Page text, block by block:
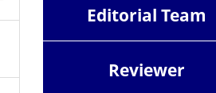
Editorial Team
Reviewer